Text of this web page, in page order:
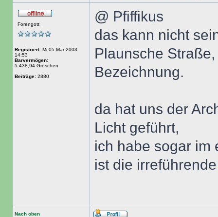
Forengott
Registriert: Mi 05.Mär 2003
14:53
Barvermögen:
5.438,94 Groschen
Beiträge: 2880
@ Pfiffikus
das kann nicht
Plaunsche
Bezeichnung.
da hat uns der
Licht geführt,
ich habe sogar im
ist die
Nach oben